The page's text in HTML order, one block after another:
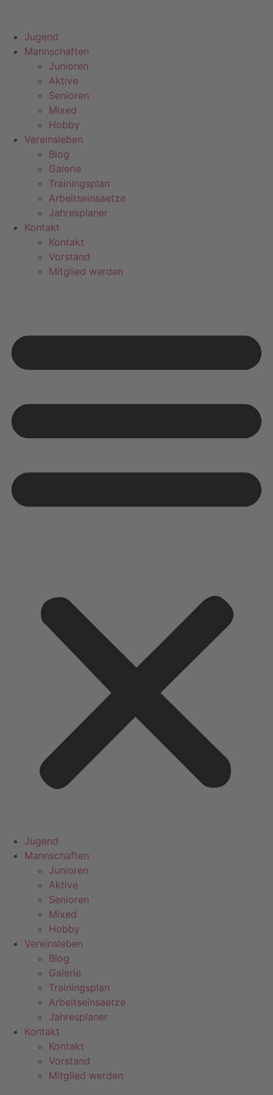
Jugend
Mannschaften
Junioren
Aktive
Senioren
Mixed
Hobby
Vereinsleben
Blog
Galerie
Trainingsplan
Arbeitseinsaetze
Jahresplaner
Kontakt
Kontakt
Vorstand
Mitglied werden
Jugend
Mannschaften
Junioren
Aktive
Senioren
Mixed
Hobby
Vereinsleben
Blog
Galerie
Trainingsplan
Arbeitseinsaetze
Jahresplaner
Kontakt
Kontakt
Vorstand
Mitglied werden